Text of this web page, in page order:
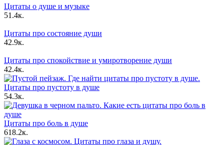
Цитаты о душе и музыке
51.4к.
Цитаты про состояние души
42.9к.
Цитаты про спокойствие и умиротворение души
42.4к.
Цитаты про пустоту в душе
54.3к.
Цитаты про боль в душе
618.2к.